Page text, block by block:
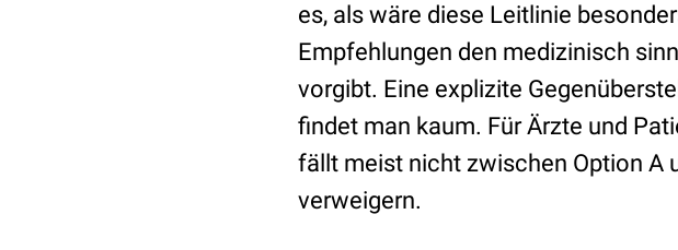
es, als wäre diese Leitlinie
Empfehlungen den medizinisch
vorgibt. Eine explizite
findet man kaum. Für Ärzte und
fällt meist nicht zwischen Option A
verweigern.